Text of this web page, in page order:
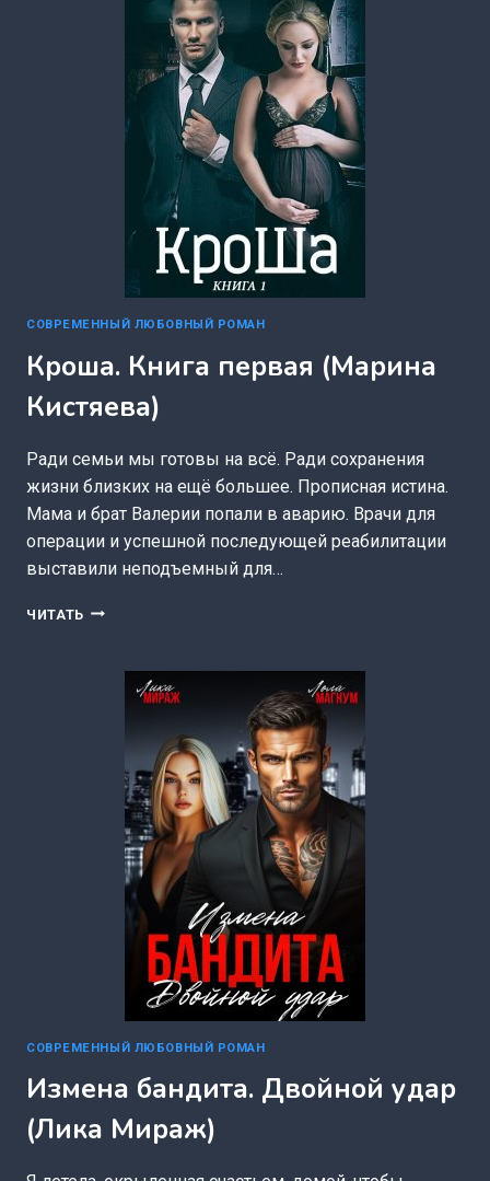
СОВРЕМЕННЫЙ ЛЮБОВНЫЙ РОМАН
Кроша. Книга первая (Марина
Кистяева)
Ради семьи мы готовы на всё. Ради сохранения
жизни близких на ещё большее. Прописная истина.
Мама и брат Валерии попали в аварию. Врачи для
операции и успешной последующей реабилитации
выставили неподъемный для…
ЧИТАТЬ КРОША.
(МАРИНА
КИСТЯЕВА)
СОВРЕМЕННЫЙ ЛЮБОВНЫЙ РОМАН
Измена бандита. Двойной удар
(Лика Мираж)